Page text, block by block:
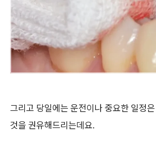
그리고 당일에는 운전이나 중요한 일정
것을 권유해드리는데요.